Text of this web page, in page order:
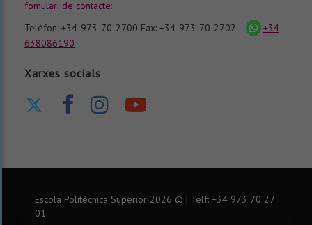
fomulari de contacte:
Telèfon: +34-973-70-2700 Fax: +34-973-70-2702
icona
whatsapp
+34
638086190
Xarxes socials
Twitter
página
Facebook
página
Instagram
Nuestro
Youtube
Escola Politècnica Superior 2026 © | Telf: +34 973 70 27
01